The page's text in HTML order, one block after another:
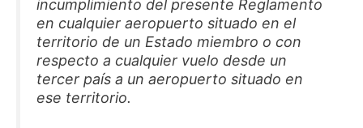
incumplimiento del presente Reglamento
en cualquier aeropuerto situado en el
territorio de un Estado miembro o con
respecto a cualquier vuelo desde un
tercer país a un aeropuerto situado en
ese territorio.